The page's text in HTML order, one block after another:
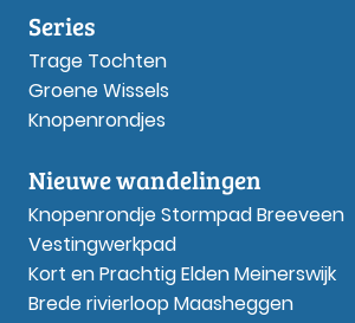
Series
Trage Tochten
Groene Wissels
Knopenrondjes
Nieuwe wandelingen
Knopenrondje Stormpad Breeveen
Vestingwerkpad
Kort en Prachtig Elden Meinerswijk
Brede rivierloop Maasheggen